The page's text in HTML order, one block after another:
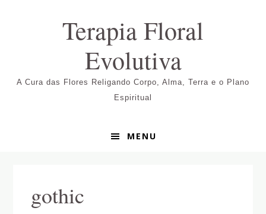
Terapia Floral
Evolutiva
A Cura das Flores Religando Corpo, Alma, Terra e o Plano
Espiritual
MENU
gothic